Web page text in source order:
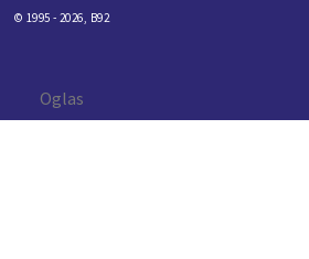
© 1995 - 2026, B92